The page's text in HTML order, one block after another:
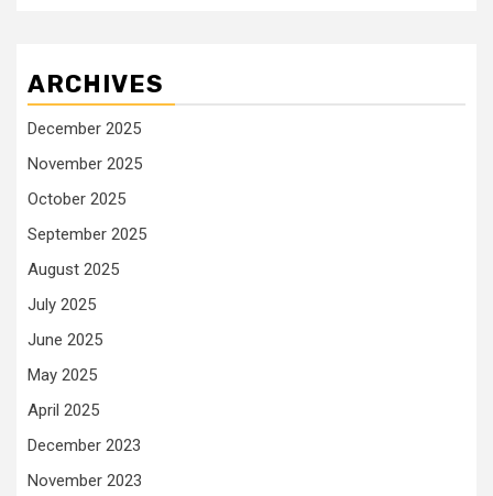
ARCHIVES
December 2025
November 2025
October 2025
September 2025
August 2025
July 2025
June 2025
May 2025
April 2025
December 2023
November 2023